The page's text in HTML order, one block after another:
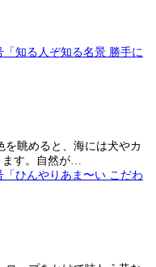
眺めると、海には犬やカ
ます。自然が…